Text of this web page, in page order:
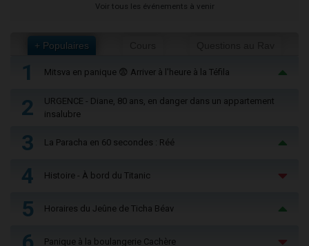
Voir tous les événements à venir
+ Populaires
1 Mitsva en panique 😨 Arriver à l'heure à la Téfila
2
URGENCE - Diane, 80 ans, en danger dans un appartement
insalubre
3 La Paracha en 60 secondes : Réé
4 Histoire - À bord du Titanic
5 Horaires du Jeûne de Ticha Béav
Panique à la boulangerie Cachère